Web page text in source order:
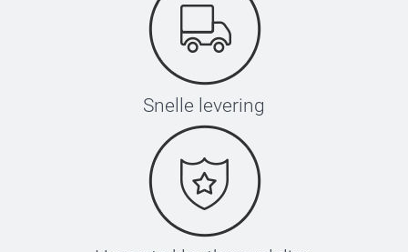
Snelle levering